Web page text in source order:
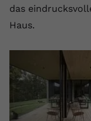
das
Haus.